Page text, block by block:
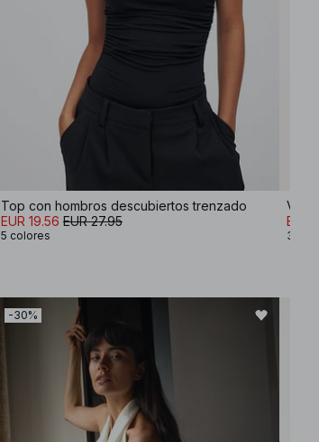
Top con hombros descubiertos trenzado
EUR 19.56 EUR 27.95
5 colores
EUR
3
-30%